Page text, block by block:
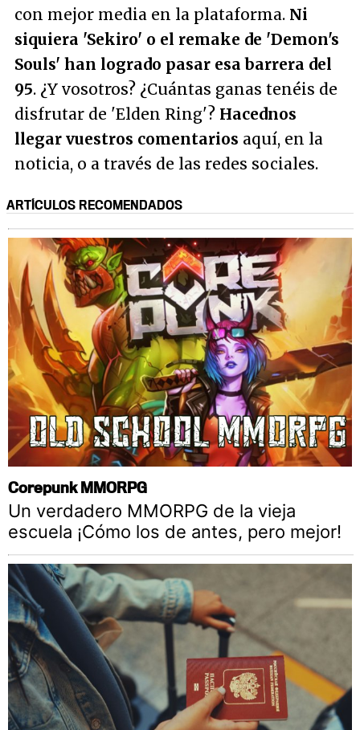
con mejor media en la plataforma. Ni
siquiera 'Sekiro' o el remake de 'Demon's
Souls' han logrado pasar esa barrera del
95. ¿Y vosotros? ¿Cuántas ganas tenéis de
disfrutar de 'Elden Ring'? Hacednos
llegar vuestros comentarios aquí, en la
noticia, o a través de las redes sociales.
ARTÍCULOS RECOMENDADOS
Corepunk MMORPG
Un verdadero MMORPG de la vieja
escuela ¡Cómo los de antes, pero mejor!